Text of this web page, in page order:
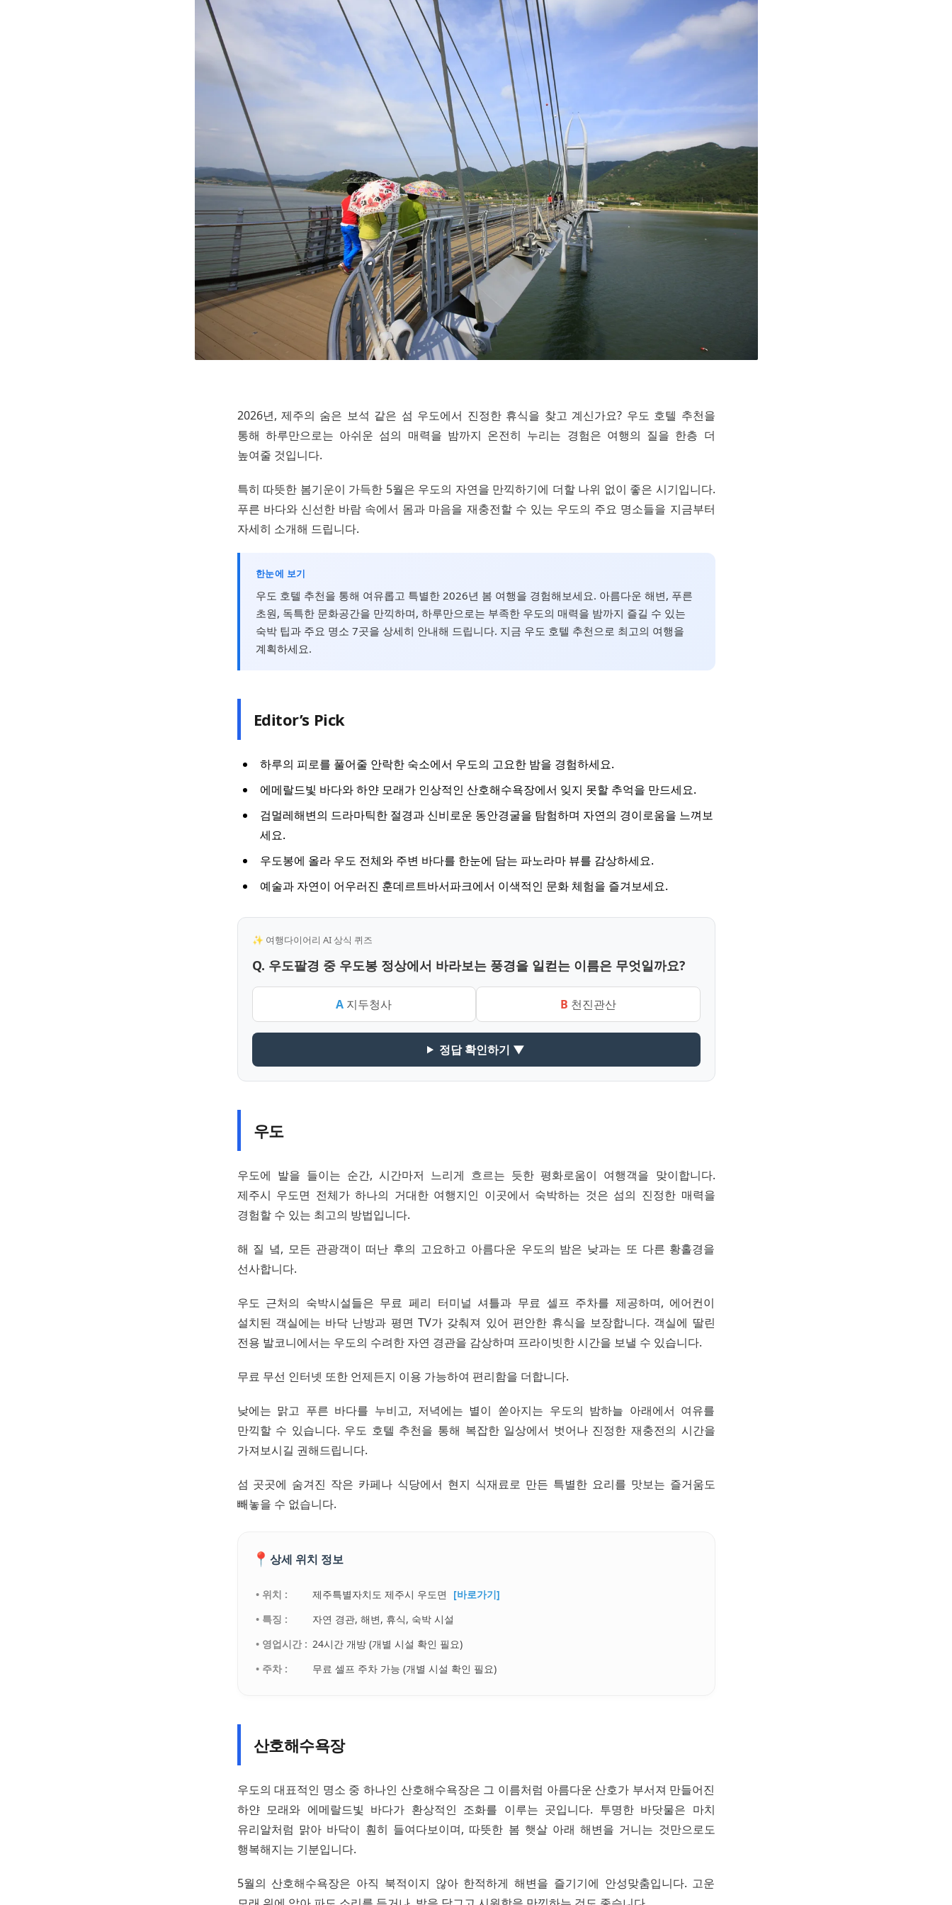
2026년, 제주의 숨은 보석 같은 섬 우도에서 진정한 휴식을 찾고 계신가요? 우도 호텔 추천을
통해 하루만으로는 아쉬운 섬의 매력을 밤까지 온전히 누리는 경험은 여행의 질을 한층 더
높여줄 것입니다.
특히 따뜻한 봄기운이 가득한 5월은 우도의 자연을 만끽하기에 더할 나위 없이 좋은 시기입니다.
푸른 바다와 신선한 바람 속에서 몸과 마음을 재충전할 수 있는 우도의 주요 명소들을 지금부터
자세히 소개해 드립니다.
한눈에 보기
우도 호텔 추천을 통해 여유롭고 특별한 2026년 봄 여행을 경험해보세요. 아름다운 해변, 푸른
초원, 독특한 문화공간을 만끽하며, 하루만으로는 부족한 우도의 매력을 밤까지 즐길 수 있는
숙박 팁과 주요 명소 7곳을 상세히 안내해 드립니다. 지금 우도 호텔 추천으로 최고의 여행을
계획하세요.
Editor’s Pick
하루의 피로를 풀어줄 안락한 숙소에서 우도의 고요한 밤을 경험하세요.
에메랄드빛 바다와 하얀 모래가 인상적인 산호해수욕장에서 잊지 못할 추억을 만드세요.
검멀레해변의 드라마틱한 절경과 신비로운 동안경굴을 탐험하며 자연의 경이로움을 느껴보
세요.
우도봉에 올라 우도 전체와 주변 바다를 한눈에 담는 파노라마 뷰를 감상하세요.
예술과 자연이 어우러진 훈데르트바서파크에서 이색적인 문화 체험을 즐겨보세요.
✨ 여행다이어리 AI 상식 퀴즈
Q. 우도팔경 중 우도봉 정상에서 바라보는 풍경을 일컫는 이름은 무엇일까요?
A 지두청사 B 천진관산
정답 확인하기 ▼
우도
우도에 발을 들이는 순간, 시간마저 느리게 흐르는 듯한 평화로움이 여행객을 맞이합니다.
제주시 우도면 전체가 하나의 거대한 여행지인 이곳에서 숙박하는 것은 섬의 진정한 매력을
경험할 수 있는 최고의 방법입니다.
해 질 녘, 모든 관광객이 떠난 후의 고요하고 아름다운 우도의 밤은 낮과는 또 다른 황홀경을
선사합니다.
우도 근처의 숙박시설들은 무료 페리 터미널 셔틀과 무료 셀프 주차를 제공하며, 에어컨이
설치된 객실에는 바닥 난방과 평면 TV가 갖춰져 있어 편안한 휴식을 보장합니다. 객실에 딸린
전용 발코니에서는 우도의 수려한 자연 경관을 감상하며 프라이빗한 시간을 보낼 수 있습니다.
무료 무선 인터넷 또한 언제든지 이용 가능하여 편리함을 더합니다.
낮에는 맑고 푸른 바다를 누비고, 저녁에는 별이 쏟아지는 우도의 밤하늘 아래에서 여유를
만끽할 수 있습니다. 우도 호텔 추천을 통해 복잡한 일상에서 벗어나 진정한 재충전의 시간을
가져보시길 권해드립니다.
섬 곳곳에 숨겨진 작은 카페나 식당에서 현지 식재료로 만든 특별한 요리를 맛보는 즐거움도
빼놓을 수 없습니다.
📍 상세 위치 정보
• 위치 : 제주특별자치도 제주시 우도면
[바로가기]
• 특징 :
자연 경관, 해변, 휴식, 숙박 시설
• 영업시간 : 24시간 개방 (개별 시설 확인 필요)
• 주차 :
무료 셀프 주차 가능 (개별 시설 확인 필요)
산호해수욕장
우도의 대표적인 명소 중 하나인 산호해수욕장은 그 이름처럼 아름다운 산호가 부서져 만들어진
하얀 모래와 에메랄드빛 바다가 환상적인 조화를 이루는 곳입니다. 투명한 바닷물은 마치
유리알처럼 맑아 바닥이 훤히 들여다보이며, 따뜻한 봄 햇살 아래 해변을 거니는 것만으로도
행복해지는 기분입니다.
5월의 산호해수욕장은 아직 북적이지 않아 한적하게 해변을 즐기기에 안성맞춤입니다. 고운